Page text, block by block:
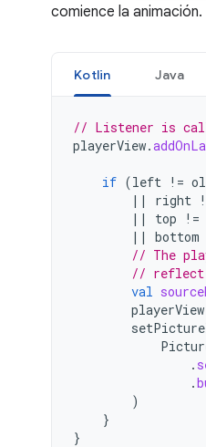
comience la animación.
Kotlin Java
// Listener is
playerView.
if (left !=
||
right
||
top !=
||
bottom
// The
// reflect
val
playerView
.
.
)
}
}